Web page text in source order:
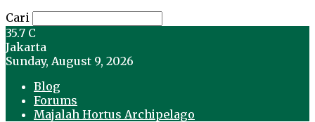
Cari
35.7 C
Jakarta
Sunday, August 9, 2026
Blog
Forums
Majalah Hortus Archipelago